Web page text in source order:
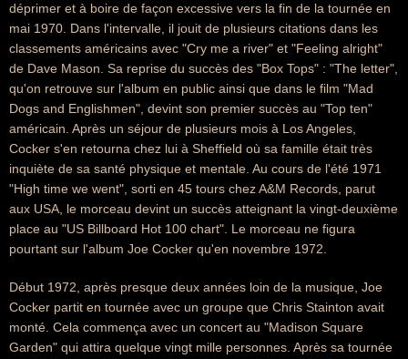
déprimer et à boire de façon excessive vers la fin de la tournée en
mai 1970. Dans l'intervalle, il jouit de plusieurs citations dans les
classements américains avec "Cry me a river" et "Feeling alright"
de Dave Mason. Sa reprise du succès des "Box Tops" : "The letter",
qu'on retrouve sur l'album en public ainsi que dans le film "Mad
Dogs and Englishmen", devint son premier succès au "Top ten"
américain. Après un séjour de plusieurs mois à Los Angeles,
Cocker s'en retourna chez lui à Sheffield où sa famille était très
inquiète de sa santé physique et mentale. Au cours de l'été 1971
"High time we went", sorti en 45 tours chez A&M Records, parut
aux USA, le morceau devint un succès atteignant la vingt-deuxième
place au "US Billboard Hot 100 chart". Le morceau ne figura
pourtant sur l'album Joe Cocker qu'en novembre 1972.
Début 1972, après presque deux années loin de la musique, Joe
Cocker partit en tournée avec un groupe que Chris Stainton avait
monté. Cela commença avec un concert au "Madison Square
Garden" qui attira quelque vingt mille personnes. Après sa tournée